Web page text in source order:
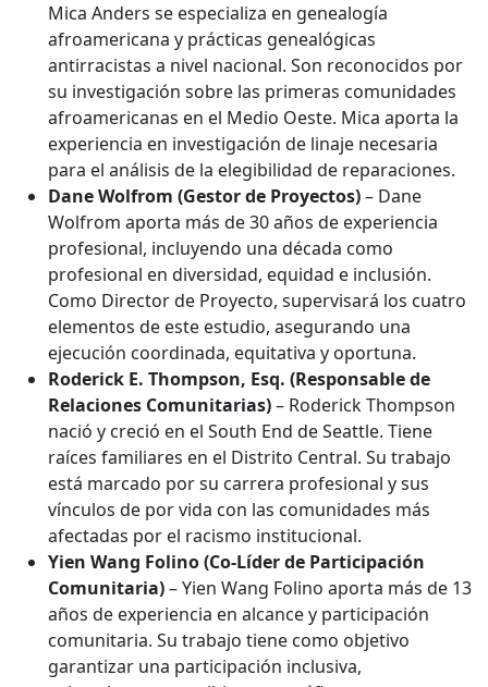
Mica Anders se especializa en genealogía
afroamericana y prácticas genealógicas
antirracistas a nivel nacional. Son reconocidos por
su investigación sobre las primeras comunidades
afroamericanas en el Medio Oeste. Mica aporta la
experiencia en investigación de linaje necesaria
para el análisis de la elegibilidad de reparaciones.
Dane Wolfrom (Gestor de Proyectos)– Dane
Wolfrom aporta más de 30 años de experiencia
profesional, incluyendo una década como
profesional en diversidad, equidad e inclusión.
Como Director de Proyecto, supervisará los cuatro
elementos de este estudio, asegurando una
ejecución coordinada, equitativa y oportuna.
Roderick E. Thompson, Esq. (Responsable de
Relaciones Comunitarias)– Roderick Thompson
nació y creció en el South End de Seattle. Tiene
raíces familiares en el Distrito Central. Su trabajo
está marcado por su carrera profesional y sus
vínculos de por vida con las comunidades más
afectadas por el racismo institucional.
Yien Wang Folino (Co-Líder de Participación
Comunitaria)– Yien Wang Folino aporta más de 13
años de experiencia en alcance y participación
comunitaria. Su trabajo tiene como objetivo
garantizar una participación inclusiva,